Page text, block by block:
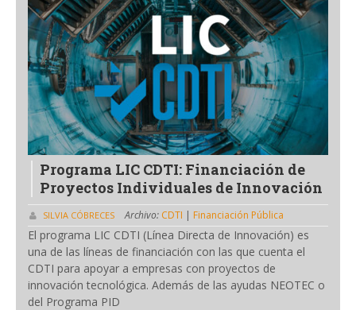
Programa LIC CDTI: Financiación de
Proyectos Individuales de Innovación
SILVIA CÓBRECES Archivo: CDTI | Financiación Pública
El programa LIC CDTI (Línea Directa de Innovación) es
una de las líneas de financiación con las que cuenta el
CDTI para apoyar a empresas con proyectos de
innovación tecnológica. Además de las ayudas NEOTEC o
del Programa PID